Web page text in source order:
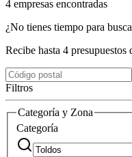
4 empresas encontradas
¿No tienes tiempo para
Recibe hasta 4 presupuestos
Filtros
Categoría y Zona
Categoría